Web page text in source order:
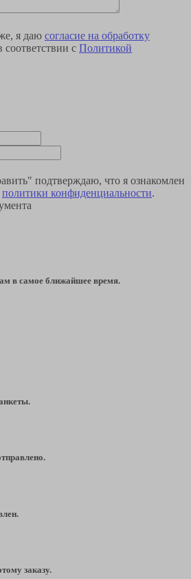
я даю согласие на обработку
соответствии с Политикой
подтверждаю, что я ознакомлен
политики конфиденциальности.
в самое ближайшее время.
заказу.